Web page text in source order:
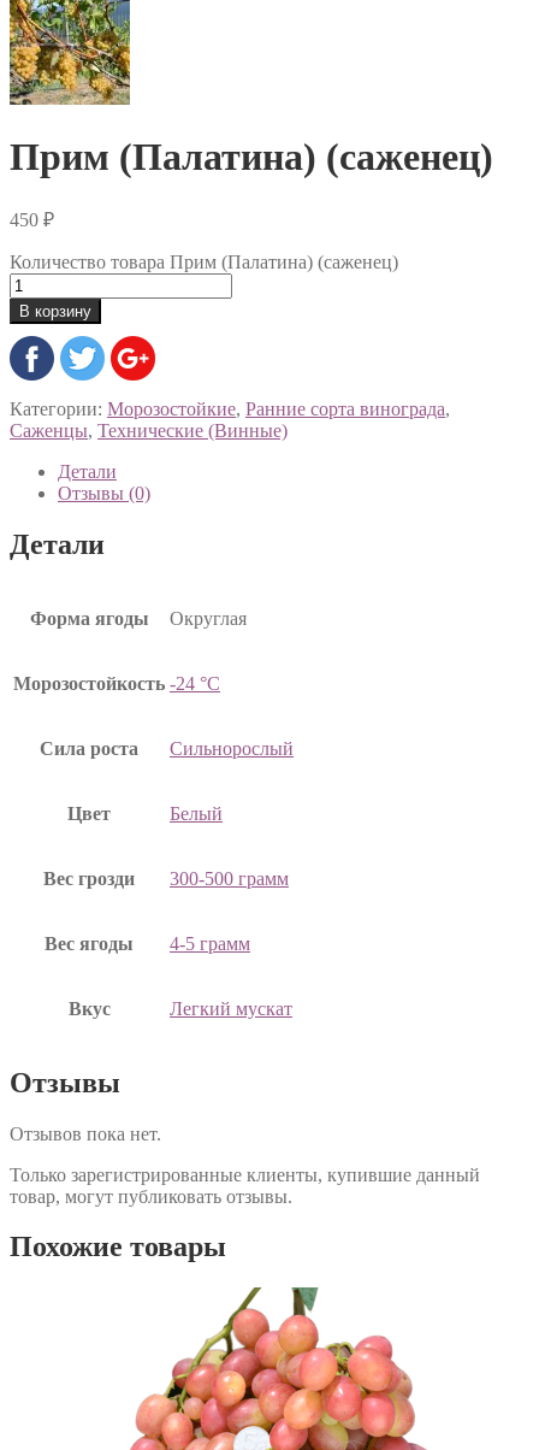
Прим (Палатина) (саженец)
450 ₽
Количество товара Прим (Палатина) (саженец)
В корзину
Категории: Морозостойкие, Ранние сорта винограда,
Саженцы, Технические (Винные)
Детали
Отзывы (0)
Детали
Форма ягоды Округлая
Морозостойкость -24 °C
Сила роста Сильнорослый
Цвет Белый
Вес грозди 300-500 грамм
Вес ягоды 4-5 грамм
Вкус Легкий мускат
Отзывы
Отзывов пока нет.
Только зарегистрированные клиенты, купившие данный
товар, могут публиковать отзывы.
Похожие товары